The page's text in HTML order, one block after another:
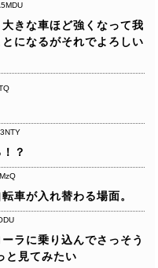
きな車ほど強くなって我
になるがそれでよろしい
？
車が入れ替わる場面。
ラに乗り込んでさっそう
と見てみたい